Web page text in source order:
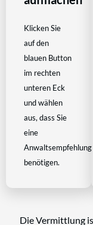
Klicken Sie
auf den
blauen Button
im rechten
unteren Eck
und wählen
aus, dass Sie
eine
Anwaltsempfehlung
benötigen.
Die Vermittlung